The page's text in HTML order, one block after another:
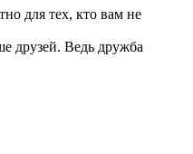
для тех, кто вам не
друзей. Ведь дружба